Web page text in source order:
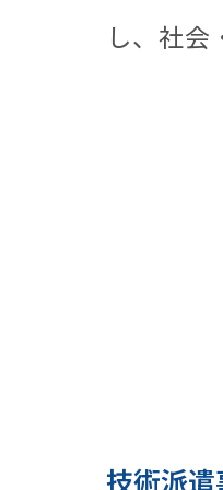
し、社会
技術派